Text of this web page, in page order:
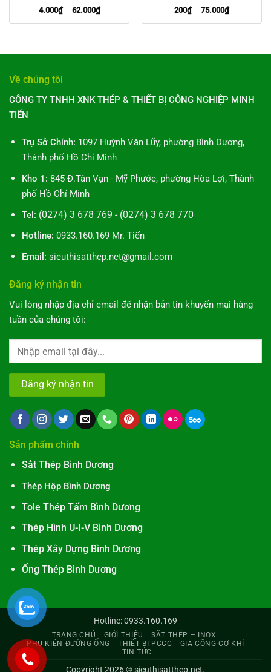
4.000₫ – 62.000₫Khoảng
từ
200₫ – 75.000₫Khoảng
từ
Về chúng tôi
CÔNG TY TNHH XNK THÉP & THIẾT BỊ CÔNG NGHIỆP MINH
TIẾN
Trụ Sở Chính: 1097 Huỳnh Văn Lũy, phường Bình Dương,
Thành phố Hồ Chí Minh
Kho 1: 845 Đ.Tân Vạn - Mỹ Phước, phường Hòa Lợi, Thành
phố Hồ Chí Minh
Tel: (0274) 3 678 769 - (0274) 3 678 770
Hotline: 0933.160.169 Mr. Tiến
Email: sieuthisatthep.net@gmail.com
Đăng ký nhận tin
Vui lòng nhập địa chỉ email để nhận bản tin khuyến mại hàng
tuần của chúng tôi:
Sản phẩm chính
Sắt Thép Bình Dương
Thép Hộp Bình Dương
Tole Thép Tấm Bình Dương
Thép Hình U-I-V Bình Dương
Thép Xây Dựng Bình Dương
Ống Thép Bình Dương
Hotline: 0933.160.169
TRANG CHỦ GIỚI THIỆU
SẮT THÉP – INOX
PHỤ KIỆN ĐƯỜNG ỐNG
THIẾT BỊ PCCC
GIA CÔNG CƠ KHÍ
TIN TỨC